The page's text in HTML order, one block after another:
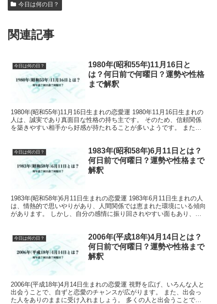
今日は何の日？
関連記事
今日は何の日？
1980年(昭和55年)11月16日と
は？何日前で何曜日？運勢や性格
まで解釈
1980年(昭和55年)11月16日生まれの恋愛運 1980年11月16日生まれの
人は、誠実であり真面目な性格の持ち主です。 そのため、信頼関係
を築きやすい相手から好感が持たれることが多いようです。 また、
今日は何の日？
1983年(昭和58年)6月11日とは？
何日前で何曜日？運勢や性格まで
解釈
1983年(昭和58年)6月11日生まれの恋愛運 1983年6月11日生まれの人
は、情熱的で思いやりがあり、人間関係では恵まれた環境にいる傾向
があります。 しかし、自分の感情に振り回されやすい面もあり、相
今日は何の日？
2006年(平成18年)4月14日とは？
何日前で何曜日？運勢や性格まで
解釈
2006年(平成18年)4月14日生まれの恋愛運 視野を広げ、いろんな人と
出会うことで、自ずと恋愛のチャンスが広がります。 また、出会っ
た人をありのままに受け入れましょう。 多くの人と出会うことで、